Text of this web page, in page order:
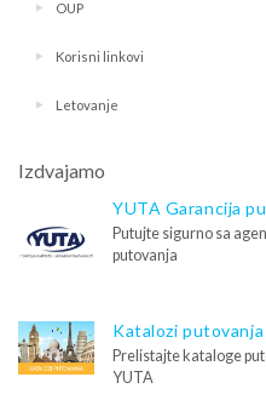
OUP
Korisni linkovi
Letovanje
Izdvajamo
YUTA Garancija
Putujte sigurno sa
putovanja
Katalozi putovanja
Prelistajte kataloge
YUTA